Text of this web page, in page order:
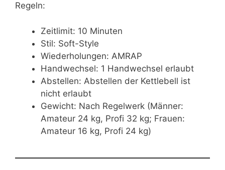
Regeln:
Zeitlimit: 10 Minuten
Stil: Soft-Style
Wiederholungen: AMRAP
Handwechsel: 1 Handwechsel erlaubt
Abstellen: Abstellen der Kettlebell ist
nicht erlaubt
Gewicht: Nach Regelwerk (Männer:
Amateur 24 kg, Profi 32 kg; Frauen:
Amateur 16 kg, Profi 24 kg)